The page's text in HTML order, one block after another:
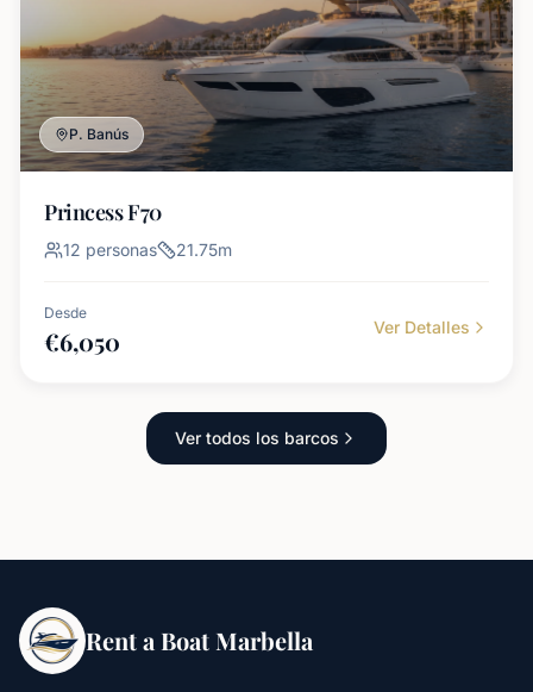
P. Banús
Princess F70
12 personas 21.75m
Desde
€6,050 Ver Detalles
Ver todos los barcos
Rent a Boat Marbella